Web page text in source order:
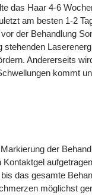
das Haar 4-6
am besten 1-2
der Behandlung
stehenden
Andererseits
kommt
der
das gesamte
möglichst